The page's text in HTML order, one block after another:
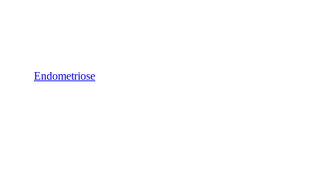
Endometriose